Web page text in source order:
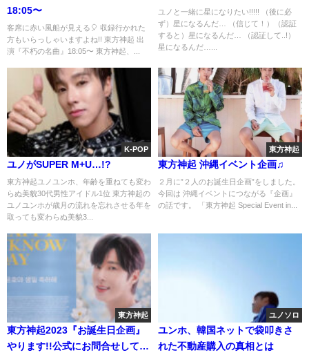
18:05〜
客席に赤い風船が見える🎈 収録行かれた
方もいらっしゃいますよね!! 東方神起 出
演『不朽の名曲』18:05〜 東方神起、...
ユノと一緒に星になりたい!!!!! （後に必
ず）星になるんだ… （信じて！）（認証
すると）星になるんだ… （認証して..!）
星になるんだ…...
K-POP
ユノがSUPER M+U…!?
東方神起ユノユンホ、年齢を重ねても変わ
らぬ美貌30代男性アイドル1位 東方神起の
ユノユンホが歳月の流れを忘れさせる年を
取っても変わらぬ美貌3...
東方神起
東方神起 沖縄イベント企画♫
２月に”２人のお誕生日企画”をしました。
今回は 沖縄イベントにつながる『企画』
の話です。 「東方神起 Special Event in...
東方神起
東方神起2023『お誕生日企画』
やります!!公式にお問合せしてみ
ユノソロ
ユンホ、韓国ネットで袋叩きさ
れた不動産購入の真相とは